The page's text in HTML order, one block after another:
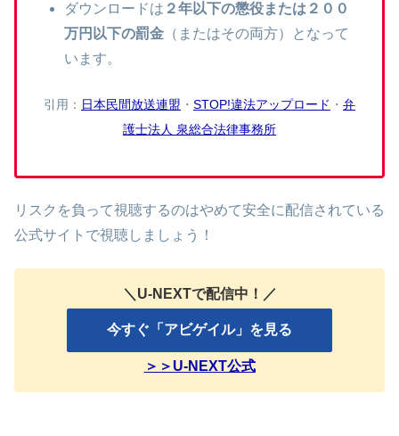
ダウンロードは ２年以下の懲役または２００
万円以下の罰金 （またはその両方）となって
います。
引用： 日本民間放送連盟 ・ STOP!違法アップロード ・ 弁
護士法人 泉総合法律事務所
リスクを負って視聴するのはやめて安全に配信されている
公式サイトで視聴しましょう！
＼U-NEXTで配信中！／
今すぐ「アビゲイル」を見る
＞＞U-NEXT公式